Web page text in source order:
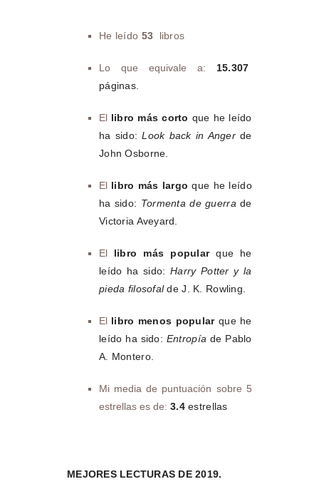
He leído 53 libros
Lo que equivale a: 15.307
páginas.
El libro más corto que he leído
ha sido:Look back in Angerde
John Osborne.
El libro más largo que he leído
ha sido: Tormenta de guerrade
Victoria Aveyard.
El libro más popularque he
leído ha sido: Harry Potter y la
pieda filosofal de J. K. Rowling.
El libro menos popularque he
leído ha sido: Entropía de Pablo
A. Montero.
Mi media de puntuación sobre 5
estrellas es de: 3.4estrellas
MEJORES LECTURAS DE 2019.